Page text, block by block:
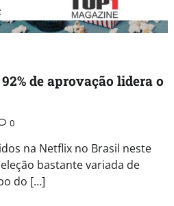
de aprovação lidera o
0
na Netflix no Brasil neste
bastante variada de
do […]